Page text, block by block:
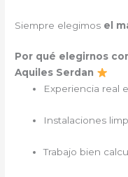
Siempre elegimos el
Por qué elegirnos
Aquiles Serdan
Experiencia real
Instalaciones
Trabajo bien